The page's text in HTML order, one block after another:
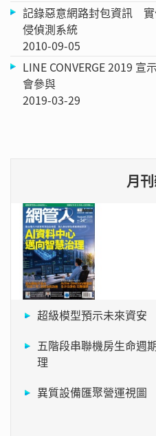
記錄惡意網路封包資訊 實
侵偵測系統
2010-09-05
LINE CONVERGE 2019
會參與
2019-03-29
月
超級模型預示未來資安
五階段串聯機房生命
理
異質設備匯聚營運視